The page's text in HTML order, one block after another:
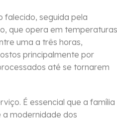
falecido, seguida pela
que opera em temperaturas
uma a três horas,
principalmente por
até se tornarem
É essencial que a família
modernidade dos